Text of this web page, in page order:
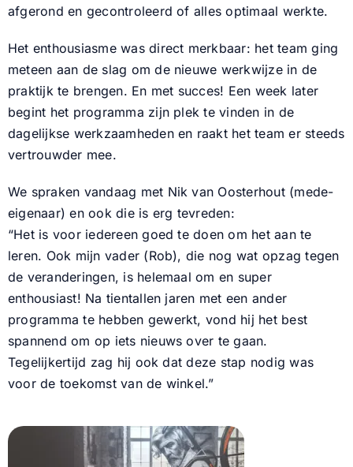
afgerond en gecontroleerd of alles optimaal werkte.
Het enthousiasme was direct merkbaar: het team ging
meteen aan de slag om de nieuwe werkwijze in de
praktijk te brengen. En met succes! Een week later
begint het programma zijn plek te vinden in de
dagelijkse werkzaamheden en raakt het team er steeds
vertrouwder mee.
We spraken vandaag met Nik van Oosterhout (mede-
eigenaar) en ook die is erg tevreden:
“Het is voor iedereen goed te doen om het aan te
leren. Ook mijn vader (Rob), die nog wat opzag tegen
de veranderingen, is helemaal om en super
enthousiast! Na tientallen jaren met een ander
programma te hebben gewerkt, vond hij het best
spannend om op iets nieuws over te gaan.
Tegelijkertijd zag hij ook dat deze stap nodig was
voor de toekomst van de winkel.”